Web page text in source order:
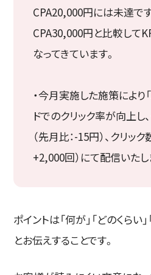
CPA20,000円には未達で
CPA30,000円と比較して
なってきています。
・今月実施した施策により
ドでのクリック率が向上し
（先月比：-15円）、クリッ
+2,000回）にて配信いたし
ポイントは「何が」「どのくらい
とお伝えすることです。